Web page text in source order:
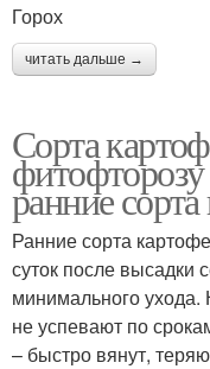
Горох
читать дальше →
Сорта
ранние
Ранние сорта
суток после высадки
минимального
не успевают по
– быстро вянут,